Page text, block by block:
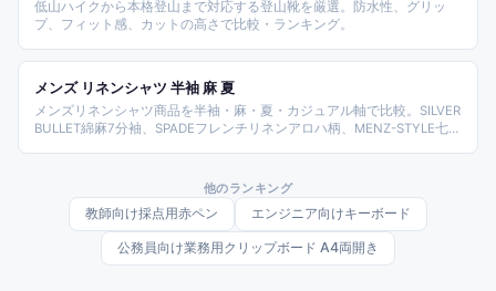
低山ハイクから本格登山まで対応する登山靴を厳選。防水性、グリッ
プ、フィット感、カットの高さで比較・ランキング。
メンズ リネンシャツ 半袖 麻 夏
メンズリネンシャツ商品を半袖・麻・夏・カジュアル軸で比較。SILVER
BULLET綿麻7分袖、SPADEフレンチリネンアロハ柄、MENZ-STYLE七分
ー、TK-S半袖スリムまで価格帯と方式で整理。
他のランキング
教師向け採点用赤ペン エンジニア向けキーボード
公務員向け業務用クリップボード A4両開き